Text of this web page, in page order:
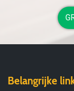
Belangrijke